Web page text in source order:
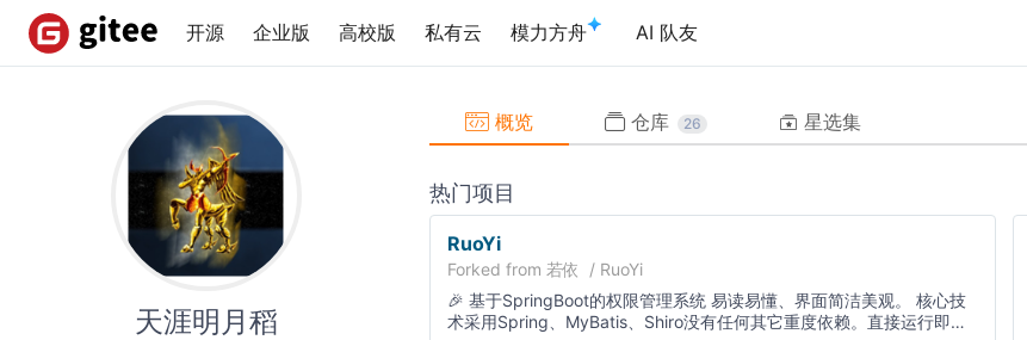
开源 企业版 高校版 私有云 模力方舟 AI 队友
天涯明月稻
概览 仓库 26 星选集
热门项目
RuoYi
Forked from 若依 / RuoYi
🎉 基于SpringBoot的权限管理系统 易读易懂、界面简洁美观。 核心技
术采用Spring、MyBatis、Shiro没有任何其它重度依赖。直接运行即可